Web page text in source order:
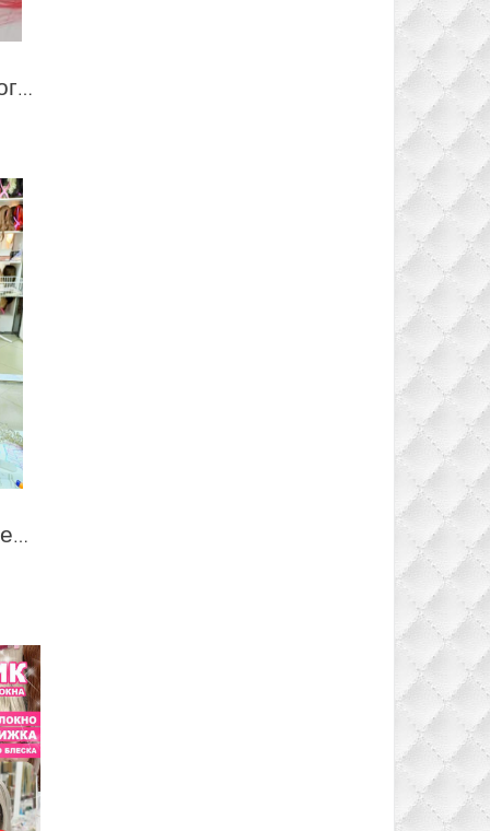
Волосы для ленточного наращивания цвет розовый 50 см (ПОД ЗАКАЗ)
Накладка из биопротеинового волокна удлиненное каре на сетке, цвет 4О темный шоколад